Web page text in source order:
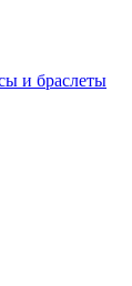
и браслеты